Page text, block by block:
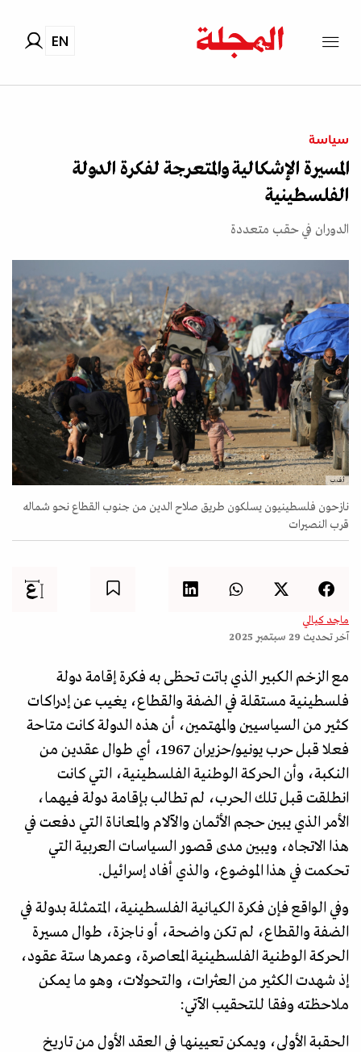
EN
سياسة
المسيرة الإشكالية والمتعرجة لفكرة الدولة
الفلسطينية
الدوران في حقب متعددة
أ.ف.ب
نازحون فلسطينيون يسلكون طريق صلاح الدين من جنوب القطاع نحو شماله
قرب النصيرات
ماجد كيالي
آخر تحديث 29 سبتمبر 2025
مع الزخم الكبير الذي باتت تحظى به فكرة إقامة دولة
فلسطينية مستقلة في الضفة والقطاع، يغيب عن إدراكات
كثير من السياسيين والمهتمين، أن هذه الدولة كانت متاحة
فعلا قبل حرب يونيو/حزيران 1967، أي طوال عقدين من
النكبة، وأن الحركة الوطنية الفلسطينية، التي كانت
انطلقت قبل تلك الحرب، لم تطالب بإقامة دولة فيهما،
الأمر الذي يبين حجم الأثمان والآلام والمعاناة التي دفعت في
هذا الاتجاه، ويبين مدى قصور السياسات العربية التي
تحكمت في هذا الموضوع، والذي أفاد إسرائيل.
وفي الواقع فإن فكرة الكيانية الفلسطينية، المتمثلة بدولة في
الضفة والقطاع، لم تكن واضحة، أو ناجزة، طوال مسيرة
الحركة الوطنية الفلسطينية المعاصرة، وعمرها ستة عقود،
إذ شهدت الكثير من العثرات، والتحولات، وهو ما يمكن
ملاحظته وفقا للتحقيب الآتي:
الحقبة الأولى، ويمكن تعيينها في العقد الأول من تاريخ